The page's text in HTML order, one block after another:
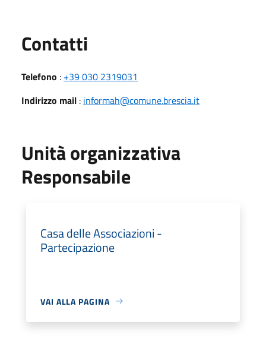
Contatti
Telefono : +39 030 2319031
Indirizzo mail : informah@comune.brescia.it
Unità organizzativa
Responsabile
Casa delle Associazioni -
Partecipazione
VAI ALLA PAGINA